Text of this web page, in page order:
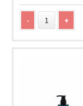
- +